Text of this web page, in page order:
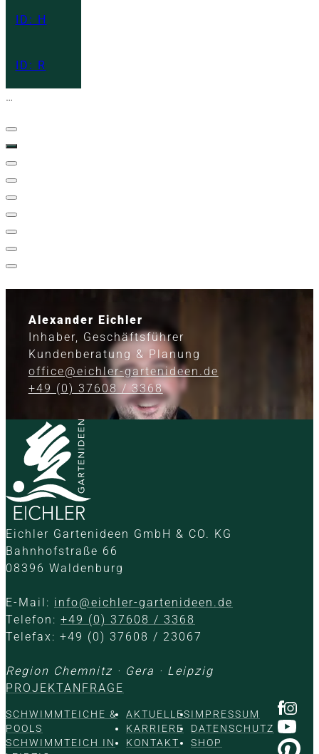
ID: H
ID: R
Inhaber, Geschäftsführer
Kundenberatung & Planung
office@eichler-gartenideen.de
+49 (0) 37608 / 3368
Eichler Gartenideen GmbH & CO. KG
Bahnhofstraße 66
08396 Waldenburg
Telefon:+49 (0) 37608 / 3368
Telefax: +49 (0) 37608 / 23067
PROJEKTANFRAGE
SCHWIMMTEICHE &
POOLS
SCHWIMMTEICH IN
LEIPZIG
KARRIERE
KONTAKT
DATENSCHUTZ
SHOP